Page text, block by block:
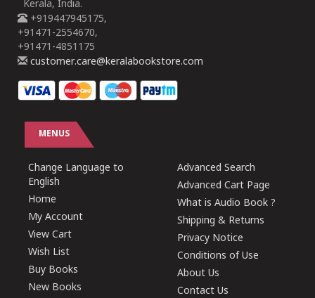
Kerala, India.
+919447945175,
+91471-2554670,
+91471-4851175
customer.care@keralabookstore.com
MENUS
Change Language to
English
Home
My Account
View Cart
Wish List
Buy Books
New Books
Advanced Search
Advanced Cart Page
What is Audio Book ?
Shipping & Returns
Privacy Notice
Conditions of Use
About Us
Contact Us